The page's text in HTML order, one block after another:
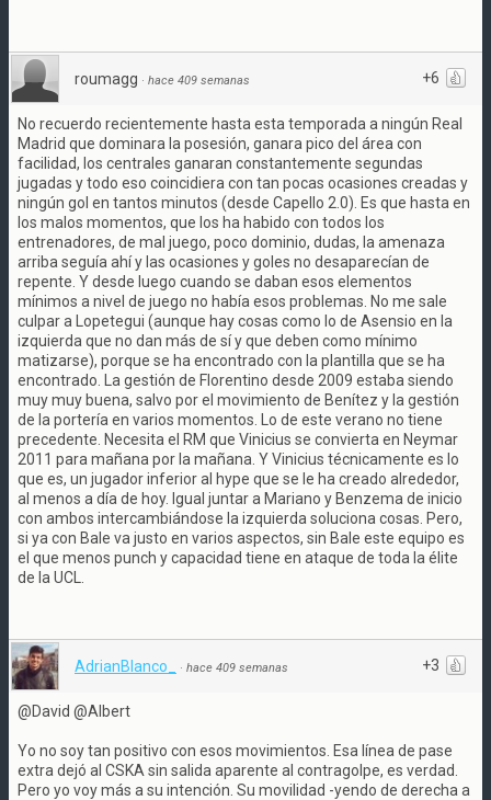
+6
roumagg · hace 409 semanas
No recuerdo recientemente hasta esta temporada a ningún Real
Madrid que dominara la posesión, ganara pico del área con
facilidad, los centrales ganaran constantemente segundas
jugadas y todo eso coincidiera con tan pocas ocasiones creadas y
ningún gol en tantos minutos (desde Capello 2.0). Es que hasta en
los malos momentos, que los ha habido con todos los
entrenadores, de mal juego, poco dominio, dudas, la amenaza
arriba seguía ahí y las ocasiones y goles no desaparecían de
repente. Y desde luego cuando se daban esos elementos
mínimos a nivel de juego no había esos problemas. No me sale
culpar a Lopetegui (aunque hay cosas como lo de Asensio en la
izquierda que no dan más de sí y que deben como mínimo
matizarse), porque se ha encontrado con la plantilla que se ha
encontrado. La gestión de Florentino desde 2009 estaba siendo
muy muy buena, salvo por el movimiento de Benítez y la gestión
de la portería en varios momentos. Lo de este verano no tiene
precedente. Necesita el RM que Vinicius se convierta en Neymar
2011 para mañana por la mañana. Y Vinicius técnicamente es lo
que es, un jugador inferior al hype que se le ha creado alrededor,
al menos a día de hoy. Igual juntar a Mariano y Benzema de inicio
con ambos intercambiándose la izquierda soluciona cosas. Pero,
si ya con Bale va justo en varios aspectos, sin Bale este equipo es
el que menos punch y capacidad tiene en ataque de toda la élite
de la UCL.
+3
AdrianBlanco_ · hace 409 semanas
@David @Albert
Yo no soy tan positivo con esos movimientos. Esa línea de pase
extra dejó al CSKA sin salida aparente al contragolpe, es verdad.
Pero yo voy más a su intención. Su movilidad -yendo de derecha a